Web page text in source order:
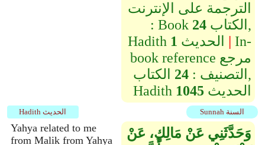
الترجمة على الإنترنت
: Book 24الكتاب,
Hadith 1 | In-
book reference مرجع
التصنيف :24 الكتاب,
Hadith 1045 الحديث
Sunnah السنة Hadith الحديث
Yahya related to me
from Malik from Yahya
وَحَدَّثَنِي عَنْ مَالِكٍ، عَنْ